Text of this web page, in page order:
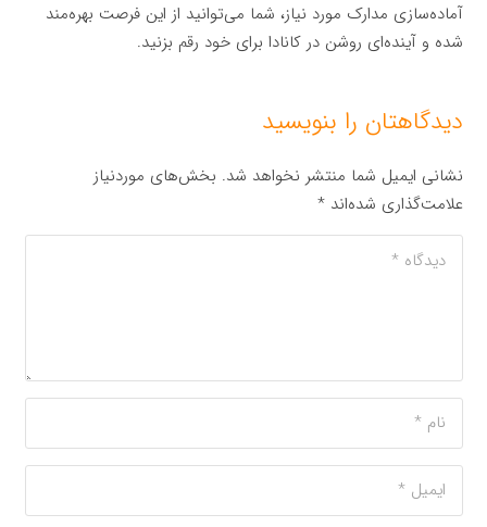
آماده‌سازی مدارک مورد نیاز، شما می‌توانید از این فرصت بهره‌مند
شده و آینده‌ای روشن در کانادا برای خود رقم بزنید.
دیدگاهتان را بنویسید
نشانی ایمیل شما منتشر نخواهد شد. بخش‌های موردنیاز
علامت‌گذاری شده‌اند*